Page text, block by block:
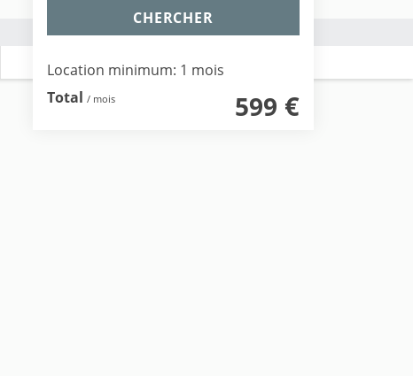
CHERCHER
Location minimum: 1 mois
Total / mois 599 €